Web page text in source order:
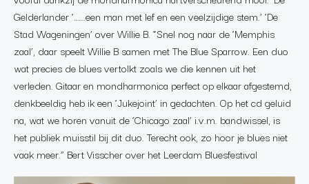
Gelderlander ‘…….een man met lef en een veelzijdige stem.’ ‘De
Stad Wageningen’ over Willie B. “Snel nog naar de ‘Memphis
zaal’, daar speelt Willie B samen met The Blue Sparrow. Een duo
wat precies de blues vertolkt zoals we die kennen uit het
verleden. Gitaar en mondharmonica perfect op elkaar afgestemd,
denkbeeldig heb ik een ‘Jukejoint’ in gedachten. Op het cd geluid
na, wat we horen vanuit de ‘Chicago zaal’ i.v.m. bandwissel, is
het publiek muisstil bij dit duo. Terecht ook, zo hoor je blues niet
vaak meer.” Bert Visscher over het Leerdam Bluesfestival